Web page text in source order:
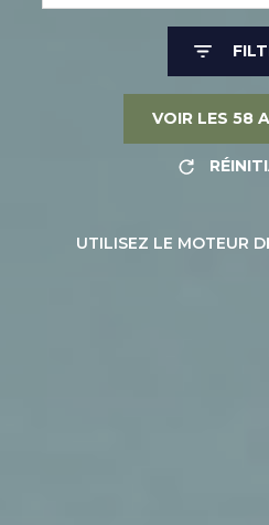
VOIR LES 58
UTILISEZ LE MOTEUR